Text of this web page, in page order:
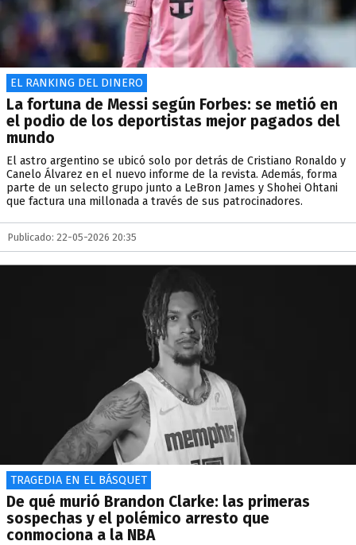
EL RANKING DEL DINERO
La fortuna de Messi según Forbes: se metió en
el podio de los deportistas mejor pagados del
mundo
El astro argentino se ubicó solo por detrás de Cristiano Ronaldo y
Canelo Álvarez en el nuevo informe de la revista. Además, forma
parte de un selecto grupo junto a LeBron James y Shohei Ohtani
que factura una millonada a través de sus patrocinadores.
Publicado: 22-05-2026 20:35
TRAGEDIA EN EL BÁSQUET
De qué murió Brandon Clarke: las primeras
sospechas y el polémico arresto que
conmociona a la NBA